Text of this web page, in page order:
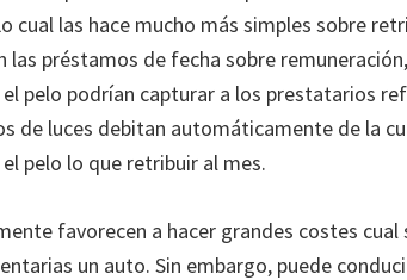
cual las hace mucho más simples sobre
las préstamos de fecha sobre
pelo podrían capturar a los prestatarios
de luces debitan automáticamente de la
pelo lo que retribuir al mes.
favorecen a hacer grandes costes
un auto. Sin embargo, puede